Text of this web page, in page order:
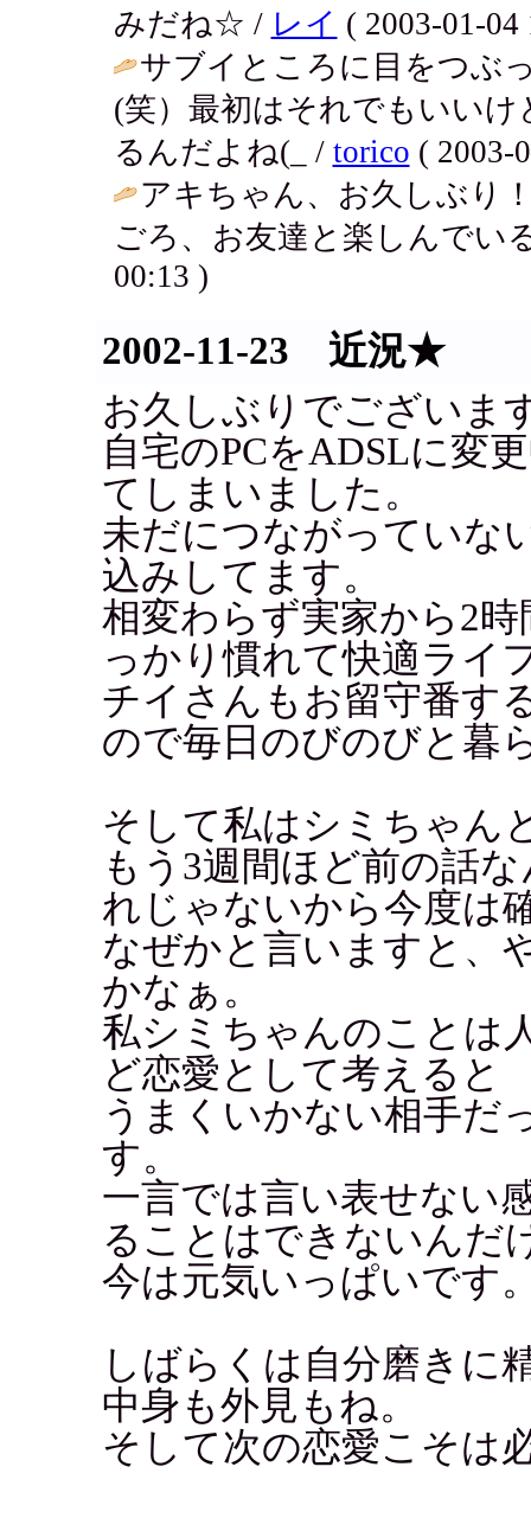
みだね☆ / レイ ( 2003-01-04
サブイところに目をつぶ
(笑）最初はそれでもいい
るんだよね(_ / torico ( 2003-
アキちゃん、お久しぶり
ごろ、お友達と楽しんでい
00:13 )
2002-11-23 近況★
お久しぶりでございま
自宅のPCをADSLに変
てしまいました。
未だにつながっていな
込みしてます。
相変わらず実家から2
っかり慣れて快適ライ
チイさんもお留守番す
ので毎日のびのびと暮
そして私はシミちゃん
もう3週間ほど前の話
れじゃないから今度は
なぜかと言いますと、
かなぁ。
私シミちゃんのことは
ど恋愛として考えると
うまくいかない相手だ
す。
一言では言い表せない
ることはできないんだ
今は元気いっぱいです
しばらくは自分磨きに
中身も外見もね。
そして次の恋愛こそは